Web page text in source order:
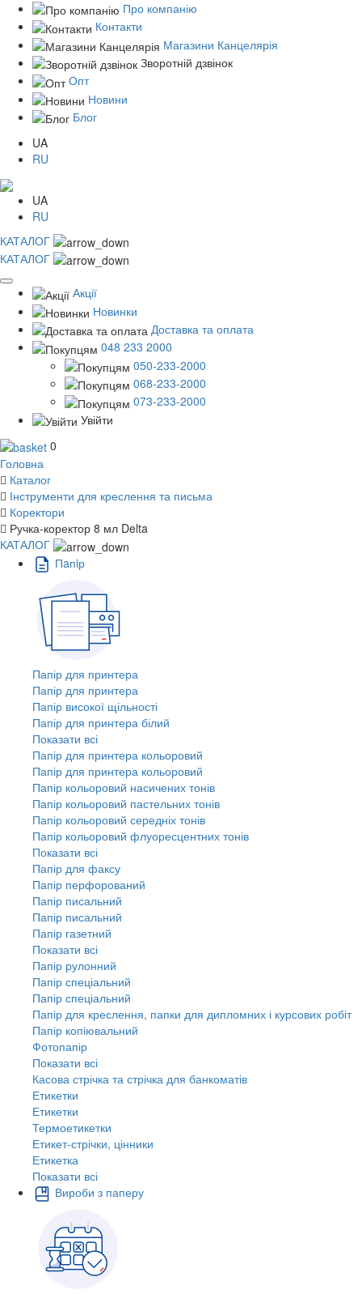
Про компанію
Контакти
Магазини Канцелярія
Зворотній дзвінок
Опт
Новини
Блог
UA
RU
UA
RU
КАТАЛОГ
КАТАЛОГ
Акції
Новинки
Доставка та оплата
048 233 2000
050-233-2000
068-233-2000
073-233-2000
Увійти
0
Головна
Каталог
Інструменти для креслення та письма
Коректори
Ручка-коректор 8 мл Delta
КАТАЛОГ
Пaпiр
Папір для принтера
Папір для принтера
Папір високої щільності
Папір для принтера білий
Показати всі
Папір для принтера кольоровий
Папір для принтера кольоровий
Папір кольоровий насичених тонів
Папір кольоровий пастельних тонів
Папір кольоровий середніх тонів
Папір кольоровий флуоресцентних тонів
Показати всі
Папір для факсу
Папір перфорований
Папір писальний
Папір писальний
Папір газетний
Показати всі
Папір рулонний
Папір спеціальний
Папір спеціальний
Папір для креслення, папки для дипломних і курсових робіт
Папір копіювальний
Фотопапір
Показати всі
Касова стрічка та стрічка для банкоматів
Етикетки
Етикетки
Термоетикетки
Етикет-стрічки, цінники
Етикетка
Показати всі
Вироби з паперу